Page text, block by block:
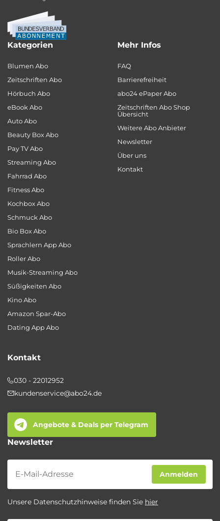
Kategorien
Blumen Abo
Zeitschriften Abo
Hörbuch Abo
eBook Abo
Auto Abo
Beauty Box Abo
Pay TV Abo
Streaming Abo
Fahrrad Abo
Fitness Abo
Kochbox Abo
Schmuck Abo
Bio Box Abo
Sprachlern App Abo
Roller Abo
Musik-Streaming Abo
Süßigkeiten Abo
Kino Abo
Amazon Spar-Abo
Dating App Abo
Mehr Infos
FAQ
Barrierefreiheit
abo24 ePaper Abo
Zeitschriften Abo Shop
Übersicht
Weitere Abo Anbieter
Newsletter
Über uns
Kontakt
Kontakt
030 - 22012952
kundenservice@abo24.de
Angebote & Deals per Telegram
Newsletter
Newsletter
Anmelden
Unsere Datenschutzhinweise finden Sie hier